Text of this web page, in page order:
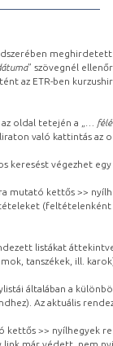
” szövegnél
az ETR-ben
oldal tetején a „
…
való kattintás az
keresést végezhet
mutató kettős >>
(feltételenként
listákat
tanszékek, ill.
általában a
Az aktuális
>> nyílhegyek